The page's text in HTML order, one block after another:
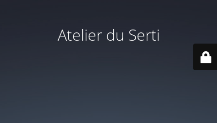
Atelier du Serti